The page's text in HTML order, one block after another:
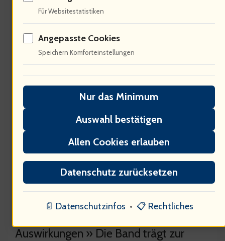
Metallica generiert immense
Einnahmen! 60% der Ticketverkäufe
fließen in die lokale Wirtschaft :
Konzerte schaffen Arbeitsplätze und
fördern den Tourismus – Die "M72
World Tour" ist ein wirtschaftlicher
Motor. Jedes Konzert hat weitreichende
Auswirkungen » Die Band trägt zur
Für Websitestatistiken
Angepasste Cookies
Speichern Komforteinstellungen
Nur das Minimum
Auswahl bestätigen
Allen Cookies erlauben
Datenschutz zurücksetzen
📄 Datenschutzinfos • 📋 Rechtliches